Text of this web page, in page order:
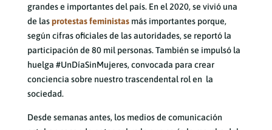
grandes e importantes del país. En el 2020, se vivió una
de lasprotestas feministasmás importantes porque,
según cifras oficiales de las autoridades, se reportó la
participación de 80 mil personas. También se impulsó la
huelga #UnDíaSinMujeres, convocada para crear
conciencia sobre nuestro trascendental rol en la
sociedad.
Desde semanas antes, los medios de comunicación